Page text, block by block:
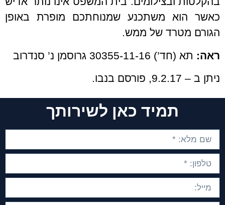
כאשר הוא משתכנע שמנוחתכם מופרת באופן
הגורם מטרד של ממש.
ראה: תא (חד’) 30355-11-16 גרוסמן נ’ סנדרוב
ניתן ב – 9.2.17, פורסם בנבו.
תמיד כאן לשירותך